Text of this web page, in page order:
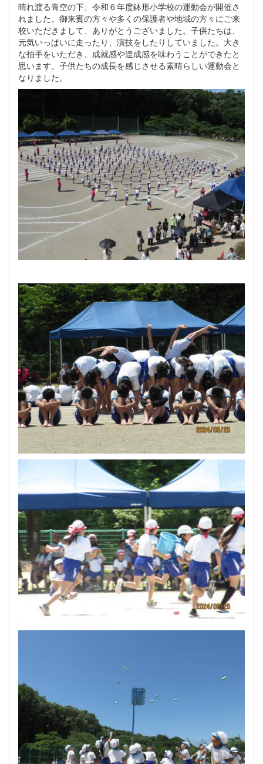
晴れ渡る青空の下、令和６年度鉢形小学校の運動会が開催さ
れました。御来賓の方々や多くの保護者や地域の方々にご来
校いただきまして、ありがとうございました。子供たちは、
元気いっぱいに走ったり、演技をしたりしていました。大き
な拍手をいただき、成就感や達成感を味わうことができたと
思います。子供たちの成長を感じさせる素晴らしい運動会と
なりました。